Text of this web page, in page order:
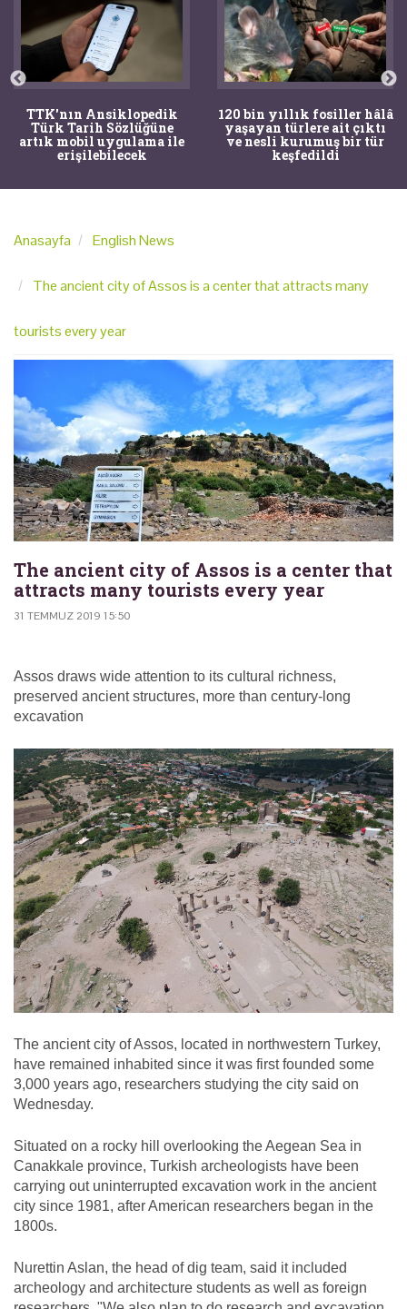
TTK'nın Ansiklopedik
Türk Tarih Sözlüğüne
artık mobil uygulama ile
erişilebilecek
120 bin yıllık fosiller hâlâ
yaşayan türlere ait çıktı
ve nesli kurumuş bir tür
keşfedildi
Anasayfa English News
The ancient city of Assos is a center that attracts many
tourists every year
The ancient city of Assos is a center that
attracts many tourists every year
31 TEMMUZ 2019 15:50
Assos draws wide attention to its cultural richness,
preserved ancient structures, more than century-long
excavation
The ancient city of Assos, located in northwestern Turkey,
have remained inhabited since it was first founded some
3,000 years ago, researchers studying the city said on
Wednesday.
Situated on a rocky hill overlooking the Aegean Sea in
Canakkale province, Turkish archeologists have been
carrying out uninterrupted excavation work in the ancient
city since 1981, after American researchers began in the
1800s.
Nurettin Aslan, the head of dig team, said it included
archeology and architecture students as well as foreign